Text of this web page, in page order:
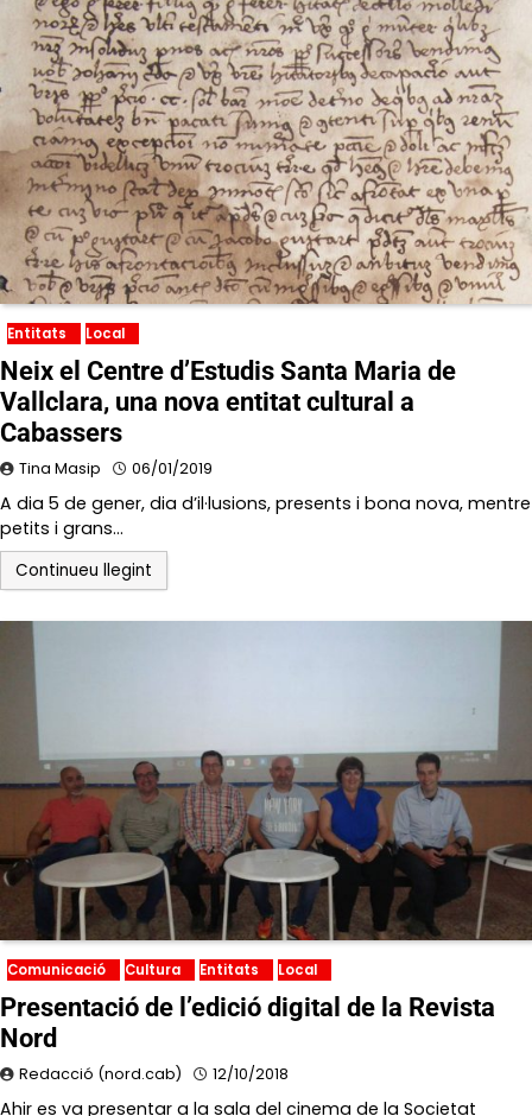
Entitats Local
Neix el Centre d’Estudis Santa Maria de
Vallclara, una nova entitat cultural a
Cabassers
Tina Masip 06/01/2019
A dia 5 de gener, dia d’il·lusions, presents i bona nova, mentre
petits i grans…
Continueu llegint
Comunicació Cultura Entitats Local
Presentació de l’edició digital de la Revista
Nord
Redacció (nord.cab) 12/10/2018
Ahir es va presentar a la sala del cinema de la Societat